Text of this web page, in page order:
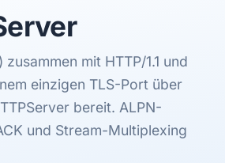
mit HTTP/1.1 und
einzigen TLS-Port über
bereit. ALPN-
und Stream-Multiplexing